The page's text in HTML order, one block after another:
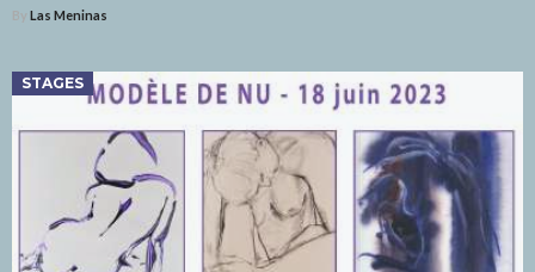
By Las Meninas
STAGES